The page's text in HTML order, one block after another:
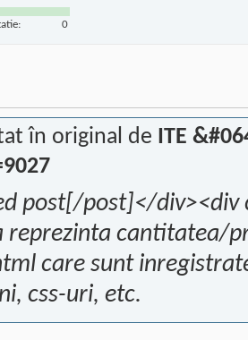
0
în original de ITE
post[/post]</div><div
reprezinta cantitatea/
care sunt
css-uri, etc.